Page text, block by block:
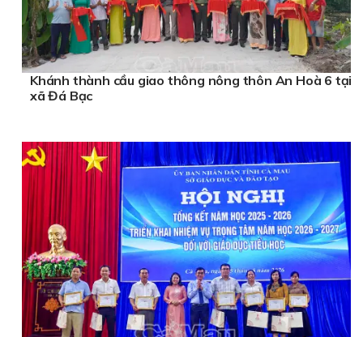
Khánh thành cầu giao thông nông thôn An Hoà 6 tại
xã Đá Bạc